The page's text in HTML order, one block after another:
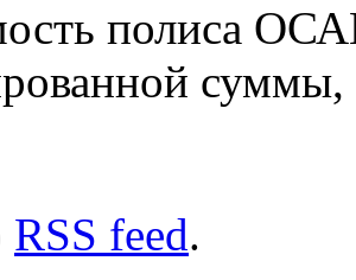
полиса
RSS feed.